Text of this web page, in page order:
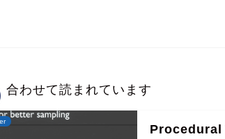
合わせて読まれています
Procedural